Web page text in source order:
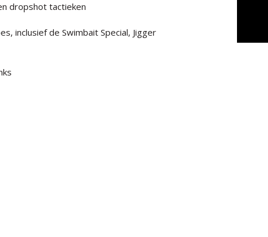
dropshot tactieken
inclusief de Swimbait Special, Jigger